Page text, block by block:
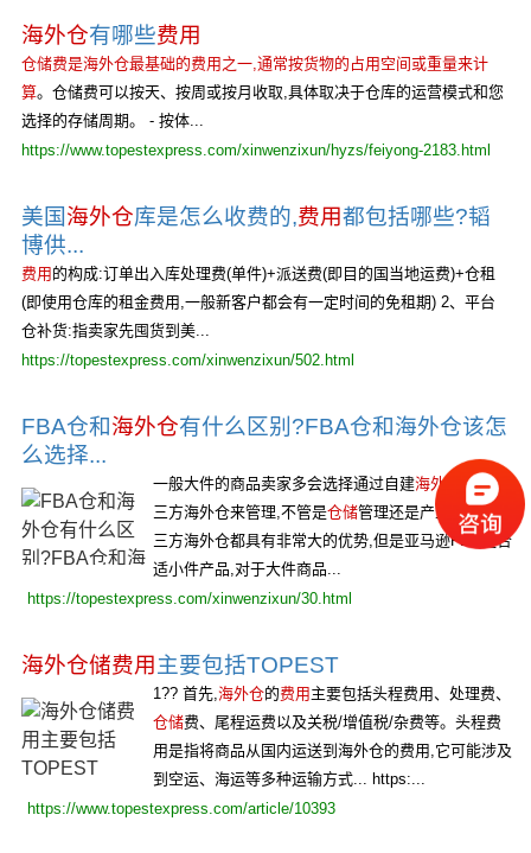
海外仓有哪些费用
仓储费是海外仓最基础的费用之一,通常按货物的占用空间或重量来计
算。仓储费可以按天、按周或按月收取,具体取决于仓库的运营模式和您
选择的存储周期。 - 按体...
https://www.topestexpress.com/xinwenzixun/hyzs/feiyong-2183.html
美国海外仓库是怎么收费的,费用都包括哪些?韬
博供...
费用 的构成:订单出入库处理费(单件)+派送费(即目的国当地运费)+仓租
(即使用仓库的租金费用,一般新客户都会有一定时间的免租期) 2、平台
仓补货:指卖家先囤货到美...
https://topestexpress.com/xinwenzixun/502.html
FBA仓和海外仓有什么区别?FBA仓和海外仓该怎
么选择...
一般大件的商品卖家多会选择通过自建海外仓
或者第
三方海外仓来管理,不管是仓储管理还是产生退货,第
三方海外仓都具有非常大的优势,但是亚马逊FBA更合
适小件产品,对于大件商品...
https://topestexpress.com/xinwenzixun/30.html
海外仓储费用 主要包括TOPEST
1?? 首先,海外仓的费用 主要包括头程费用、处理费、
仓储费、尾程运费以及关税/增值税/杂费等。头程费
用是指将商品从国内运送到海外仓的费用,它可能涉及
到空运、海运等多种运输方式... https:...
https://www.topestexpress.com/article/10393